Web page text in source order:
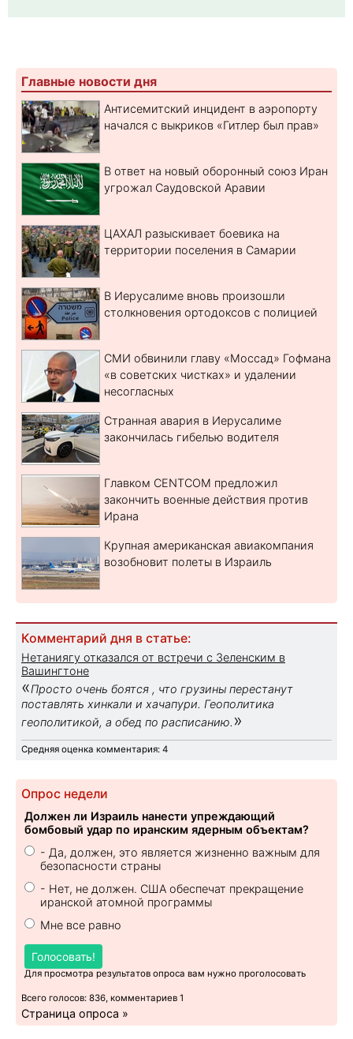
Главные новости дня
Антисемитский инцидент в аэропорту
начался с выкриков «Гитлер был прав»
В ответ на новый оборонный союз Иран
угрожал Саудовской Аравии
ЦАХАЛ разыскивает боевика на
территории поселения в Самарии
В Иерусалиме вновь произошли
столкновения ортодоксов с полицией
СМИ обвинили главу «Моссад» Гофмана
«в советских чистках» и удалении
несогласных
Странная авария в Иерусалиме
закончилась гибелью водителя
Главком CENTCOM предложил
закончить военные действия против
Ирана
Крупная американская авиакомпания
возобновит полеты в Израиль
Комментарий дня в статье:
Нетаниягу отказался от встречи с Зеленским в
Вашингтоне
«Просто очень боятся , что грузины перестанут
поставлять хинкали и хачапури. Геополитика
геополитикой, а обед по расписанию. »
Средняя оценка комментария: 4
Опрос недели
Должен ли Израиль нанести упреждающий
бомбовый удар по иранским ядерным объектам?
- Да, должен, это является жизненно важным для
безопасности страны
- Нет, не должен. США обеспечат прекращение
иранской атомной программы
Мне все равно
Голосовать!
Для просмотра результатов опроса вам нужно проголосовать
Всего голосов: 836, комментариев 1
Страница опроса »